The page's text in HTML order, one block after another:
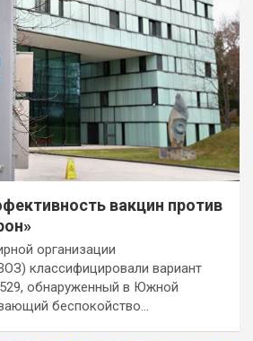
вакцин против
организации
классифицировали вариант
обнаруженный в Южной
беспокойство…